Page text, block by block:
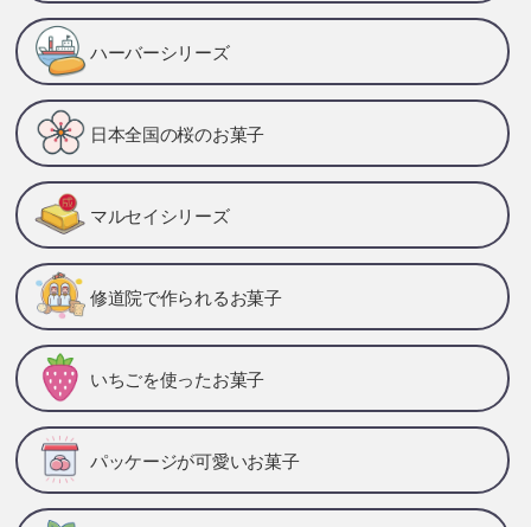
ハーバーシリーズ
日本全国の桜のお菓子
マルセイシリーズ
修道院で作られるお菓子
いちごを使ったお菓子
パッケージが可愛いお菓子